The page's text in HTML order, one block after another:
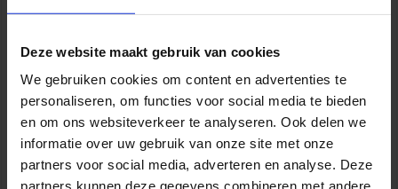
Deze website maakt gebruik van cookies
We gebruiken cookies om content en advertenties te
personaliseren, om functies voor social media te bieden
en om ons websiteverkeer te analyseren. Ook delen we
informatie over uw gebruik van onze site met onze
partners voor social media, adverteren en analyse. Deze
partners kunnen deze gegevens combineren met andere
Opleiding Adviseur zorg en veiligheid
VEILIGHEID